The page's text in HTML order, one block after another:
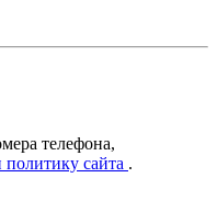
телефона,
сайта .